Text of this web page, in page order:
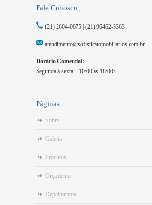
Fale Conosco
(21) 2604-0075 | (21) 96462-3363
atendimento@sofisticatomobiliarios.com.br
Horário Comercial:
Segunda à sexta – 10:00 às 18:00h
Páginas
Sobre
Galeria
Produtos
Orçamento
Depoimentos